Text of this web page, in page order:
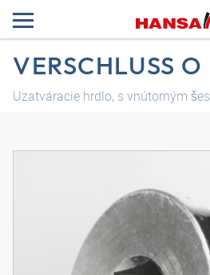
VERSCHLUSS O
Uzatváracie hrdlo, s vnútorným